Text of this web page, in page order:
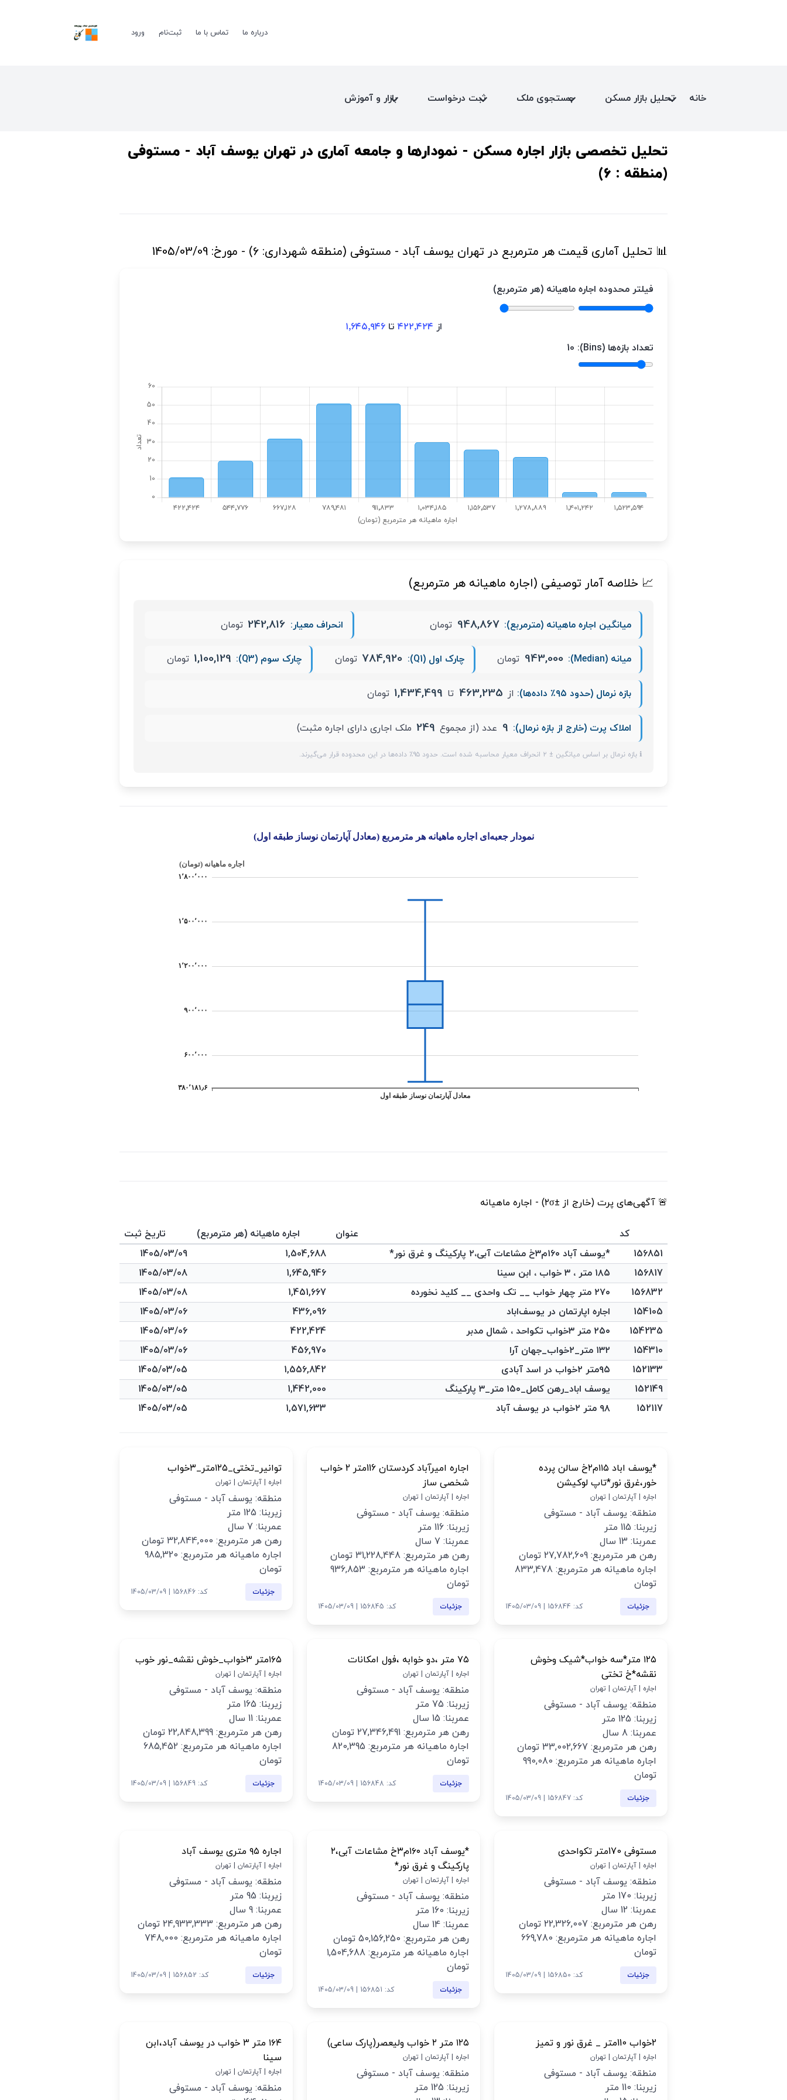
ورود ثبت‌نام تماس با ما درباره ما
خانه تحلیل بازار مسکن جستجوی ملک ثبت درخواست بازار و آموزش
تحلیل تخصصی بازار اجاره مسکن - نمودارها و جامعه آماری در تهران یوسف آباد - مستوفی
(منطقه : 6)
📊 تحلیل آماری قیمت هر مترمربع در تهران یوسف آباد - مستوفی (منطقه شهرداری: 6) - مورخ: 1405/03/09
فیلتر محدوده اجاره ماهیانه (هر مترمربع)
از ۴۲۲٬۴۲۴ تا۱٬۶۴۵٬۹۴۶
تعداد بازه‌ها (Bins):
10
📈 خلاصه آمار توصیفی (اجاره ماهیانه هر مترمربع)
میانگین اجاره ماهیانه (مترمربع): 948,867 تومان انحراف معیار: 242,816 تومان
میانه (Median): 943,000 تومان چارک اول (Q1): 784,920 تومان چارک سوم (Q3): 1,100,129 تومان
بازه نرمال (حدود ۹۵٪ داده‌ها): از 463,235 تا 1,434,499 تومان
املاک پرت (خارج از بازه نرمال): 9 عدد (از مجموع 249 ملک اجاری دارای اجاره مثبت)
ℹ️ بازه نرمال بر اساس میانگین ± ۲ انحراف معیار محاسبه شده است. حدود ۹۵٪ داده‌ها در این محدوده قرار می‌گیرند.
🚨 آگهی‌های پرت (خارج از ±۲σ) - اجاره ماهیانه
کد عنوان اجاره ماهیانه (هر مترمربع)
تاریخ ثبت
156851
*یوسف آباد ۱۶۰م۳خ مشاعات آبی،۲ پارکینگ و غرق نور* 1,504,688
1405/03/09
156817
۱۸۵ متر ، ۳ خواب ، ابن سینا 1,645,946
1405/03/08
156832
۲۷۰ متر چهار خواب __ تک واحدی __ کلید نخورده 1,451,667
1405/03/08
154105
اجاره اپارتمان در یوسف‌اباد 436,096
1405/03/06
154235
۲۵۰ متر ۳خواب تکواحد ، شمال مدبر 422,424
1405/03/06
154310
۱۳۲ متر_۲خواب_جهان آرا 456,970
1405/03/06
152133
۹۵متر ۲خواب در اسد آبادی 1,556,842
1405/03/05
152149
یوسف اباد_رهن کامل_۱۵۰ متر_۳ پارکینگ 1,442,000
1405/03/05
152117
۹۸ متر ۲خواب در یوسف آباد 1,571,633
1405/03/05
*یوسف اباد ۱۱۵م۲خ سالن پرده
خور،غرق نور*تاپ لوکیشن
اجاره | آپارتمان | تهران
منطقه: یوسف آباد - مستوفی
زیربنا: 115 متر
عمربنا: 13 سال
رهن هر مترمربع: 27,782,609 تومان
اجاره ماهیانه هر مترمربع: 833,478
تومان
جزئیات کد: 156844 | 1405/03/09
اجاره امیرآباد کردستان 116متر 2‌ خواب
شخصی ساز
اجاره | آپارتمان | تهران
منطقه: یوسف آباد - مستوفی
زیربنا: 116 متر
عمربنا: 7 سال
رهن هر مترمربع: 31,228,448 تومان
اجاره ماهیانه هر مترمربع: 936,853
تومان
جزئیات کد: 156845 | 1405/03/09
توانیر_تختی_۱۲۵متر_۳خواب
اجاره | آپارتمان | تهران
منطقه: یوسف آباد - مستوفی
زیربنا: 125 متر
عمربنا: 7 سال
رهن هر مترمربع: 32,844,000 تومان
اجاره ماهیانه هر مترمربع: 985,320
تومان
جزئیات کد: 156846 | 1405/03/09
۱۲۵ متر*سه خواب*شیک وخوش
نقشه*خ تختی
اجاره | آپارتمان | تهران
منطقه: یوسف آباد - مستوفی
زیربنا: 125 متر
عمربنا: 8 سال
رهن هر مترمربع: 33,002,667 تومان
اجاره ماهیانه هر مترمربع: 990,080
تومان
جزئیات کد: 156847 | 1405/03/09
۷۵ متر ،دو خوابه ،فول امکانات
اجاره | آپارتمان | تهران
منطقه: یوسف آباد - مستوفی
زیربنا: 75 متر
عمربنا: 15 سال
رهن هر مترمربع: 27,346,491 تومان
اجاره ماهیانه هر مترمربع: 820,395
تومان
جزئیات کد: 156848 | 1405/03/09
۱۶۵متر ۳خواب_خوش نقشه_نور خوب
اجاره | آپارتمان | تهران
منطقه: یوسف آباد - مستوفی
زیربنا: 165 متر
عمربنا: 11 سال
رهن هر مترمربع: 22,848,399 تومان
اجاره ماهیانه هر مترمربع: 685,452
تومان
جزئیات کد: 156849 | 1405/03/09
مستوفی 170متر تکواحدی
اجاره | آپارتمان | تهران
منطقه: یوسف آباد - مستوفی
زیربنا: 170 متر
عمربنا: 12 سال
رهن هر مترمربع: 22,326,007 تومان
اجاره ماهیانه هر مترمربع: 669,780
تومان
جزئیات کد: 156850 | 1405/03/09
*یوسف آباد ۱۶۰م۳خ مشاعات آبی،۲
پارکینگ و غرق نور*
اجاره | آپارتمان | تهران
منطقه: یوسف آباد - مستوفی
زیربنا: 160 متر
عمربنا: 14 سال
رهن هر مترمربع: 50,156,250 تومان
اجاره ماهیانه هر مترمربع: 1,504,688
تومان
جزئیات کد: 156851 | 1405/03/09
اجاره ۹۵ متری یوسف آباد
اجاره | آپارتمان | تهران
منطقه: یوسف آباد - مستوفی
زیربنا: 95 متر
عمربنا: 9 سال
رهن هر مترمربع: 24,933,333 تومان
اجاره ماهیانه هر مترمربع: 748,000
تومان
جزئیات کد: 156852 | 1405/03/09
2خواب 110متر _ غرق نور و تمیز
اجاره | آپارتمان | تهران
منطقه: یوسف آباد - مستوفی
زیربنا: 110 متر
۱۲۵ متر ۲ خواب ولیعصر(پارک ساعی)
اجاره | آپارتمان | تهران
منطقه: یوسف آباد - مستوفی
زیربنا: 125 متر
۱۶۴ متر ۳ خواب در یوسف آباد،ابن
سینا
اجاره | آپارتمان | تهران
منطقه: یوسف آباد - مستوفی